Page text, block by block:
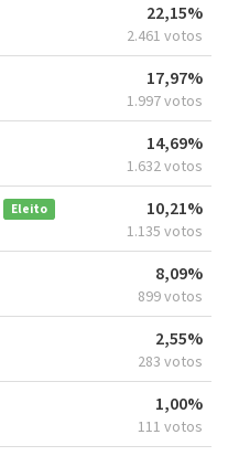
22,15%
2.461 votos
17,97%
1.997 votos
14,69%
1.632 votos
Eleito 10,21%
1.135 votos
8,09%
899 votos
2,55%
283 votos
1,00%
111 votos